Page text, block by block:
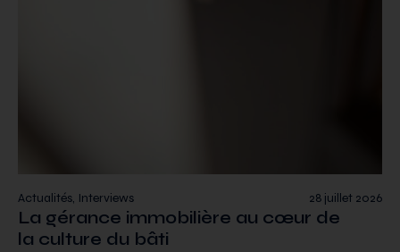
28 juillet 2026
Actualités, Interviews
La gérance immobilière au cœur de
la culture du bâti